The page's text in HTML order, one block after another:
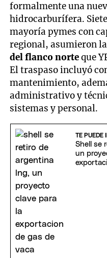
formalmente una
hidrocarburífera.
mayoría pymes con
regional, asumieron
del flanco norteque
El traspaso incluyó
mantenimiento,
administrativo y
sistemas y personal.
TE PUEDE
Shell se
un